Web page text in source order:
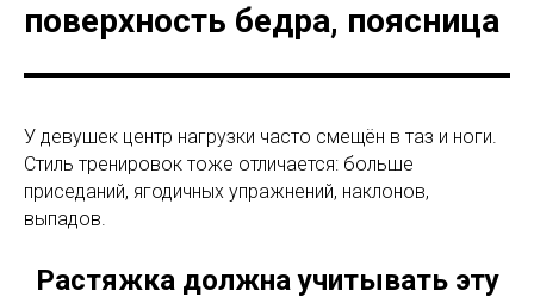
поверхность бедра, поясница
У девушек центр нагрузки часто смещён в таз и ноги.
Стиль тренировок тоже отличается: больше
приседаний, ягодичных упражнений, наклонов,
выпадов.
Растяжка должна учитывать эту